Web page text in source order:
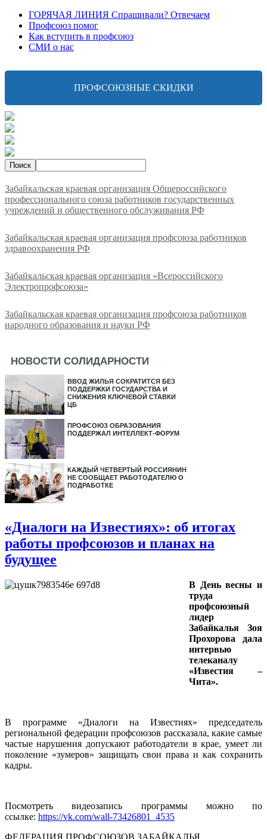
ГОРЯЧАЯ ЛИНИЯ Спрашивали? Отвечаем
Профсоюз помог
Как вступить в профсоюз
СМИ о нас
ПРОФСОЮЗНЫЕ СКИДКИ
Забайкальская краевая организация Общероссийского
профессионального союза работников государственных
учреждений и общественного обслуживания РФ
Забайкальская краевая организация профсоюза работников
здравоохранения РФ
Забайкальская краевая организация «Всероссийского
Электропрофсоюза»
Забайкальская краевая организация профсоюза работников
народного образования и науки РФ
НОВОСТИ СОЛИДАРНОСТИ
ВВОД ЖИЛЬЯ СОКРАТИТСЯ БЕЗ
ПОДДЕРЖКИ ГОСУДАРСТВА И
СНИЖЕНИЯ КЛЮЧЕВОЙ СТАВКИ
ЦБ
ПРОФСОЮЗ ОБРАЗОВАНИЯ
ПОДДЕРЖАЛ ИНТЕЛЛЕКТ-ФОРУМ
КАЖДЫЙ ЧЕТВЕРТЫЙ РОССИЯНИН
НЕ СООБЩАЕТ РАБОТОДАТЕЛЮ О
ПОДРАБОТКЕ
«Диалоги на Известиях»: об итогах
работы профсоюзов и планах на
будущее
В День весны и
труда
профсоюзный
лидер
Забайкалья Зоя
Прохорова дала
интервью
телеканалу
«Известия –
Чита».
В программе «Диалоги на Известиях» председатель
региональной федерации профсоюзов рассказала, какие самые
частые нарушения допускают работодатели в крае, умеет ли
поколение «зумеров» защищать свои права и как сохранить
кадры.
Посмотреть видеозапись программы можно по
ссылке: https://vk.com/wall-73426801_4535
ФЕДЕРАЦИЯ ПРОФСОЮЗОВ ЗАБАЙКАЛЬЯ